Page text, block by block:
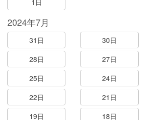
1日
2024年7月
31日 30日
28日
27日
25日
24日
22日
21日
19日
18日